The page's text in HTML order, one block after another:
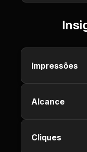
Impressões
Alcance
Cliques